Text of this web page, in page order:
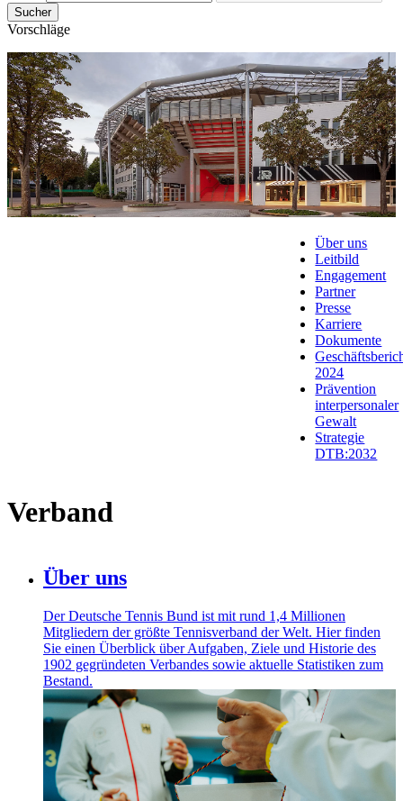
Sucher
Vorschläge
Über uns
Leitbild
Engagement
Partner
Presse
Karriere
Dokumente
2024
Prävention
interpersonaler
Gewalt
Strategie
DTB:2032
Verband
Über uns
Der Deutsche Tennis Bund ist mit rund 1,4 Millionen
Mitgliedern der größte Tennisverband der Welt. Hier finden
Sie einen Überblick über Aufgaben, Ziele und Historie des
1902 gegründeten Verbandes sowie aktuelle Statistiken zum
Bestand.